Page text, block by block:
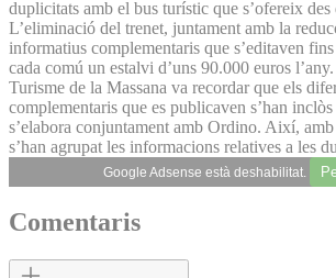
duplicitats amb el bus turístic que s’ofereix
L’eliminació del trenet, juntament amb la
informatius complementaris que s’editaven fins
cada comú un estalvi d’uns 90.000 euros
Turisme de la Massana va recordar que els
complementaris que es publicaven s’han
s’elabora conjuntament amb Ordino. Així,
s’han agrupat les informacions relatives a les
Google Adsense està deshabilitat.
Comentaris